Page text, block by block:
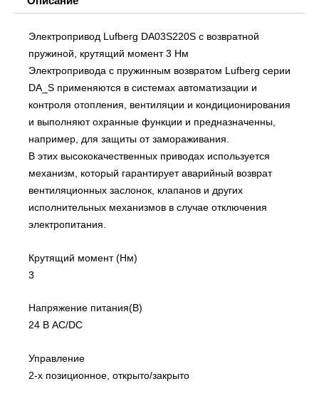
Электропривод Lufberg DA03S220S с возвратной
пружиной, крутящий момент 3 Нм
Электропривода с пружинным возвратом Lufberg серии
DA_S применяются в системах автоматизации и
контроля отопления, вентиляции и кондиционирования
и выполняют охранные функции и предназначенны,
например, для защиты от замораживания.
В этих высококачественных приводах используется
механизм, который гарантирует аварийный возврат
вентиляционных заслонок, клапанов и других
исполнительных механизмов в случае отключения
электропитания.
Крутящий момент (Нм)
3
Напряжение питания(В)
24 В AC/DC
Управление
2-х позиционное, открыто/закрыто